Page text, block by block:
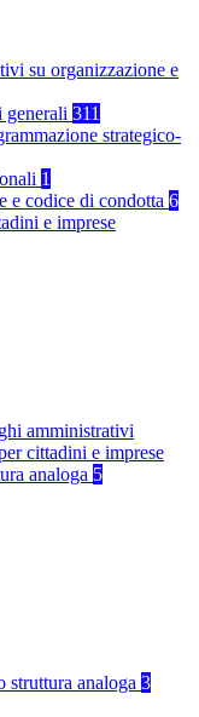
su organizzazione e
311
strategico-
1
e codice di condotta 6
e imprese
amministrativi
cittadini e imprese
analoga 5
analoga 3